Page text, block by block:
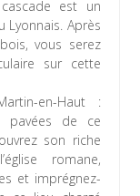
est un
Lyonnais. Après
vous serez
sur cette
en-Haut :
pavées de ce
son riche
romane,
et imprégnez-